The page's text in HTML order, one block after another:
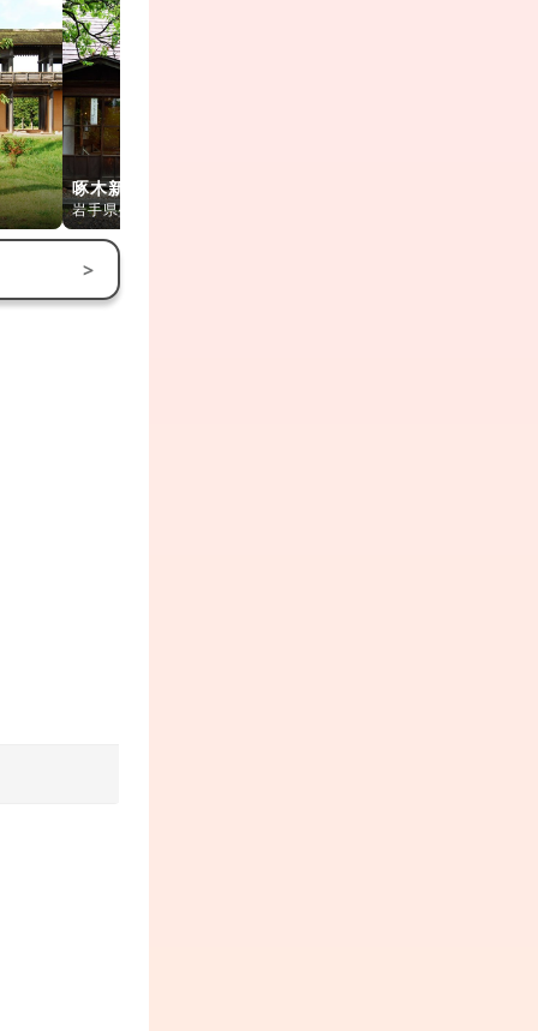
啄木新婚の家
岩手県盛岡市
>